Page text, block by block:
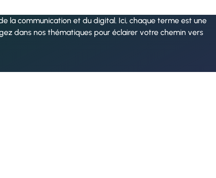
la communication et du digital. Ici, chaque terme est une
dans nos thématiques pour éclairer votre chemin vers